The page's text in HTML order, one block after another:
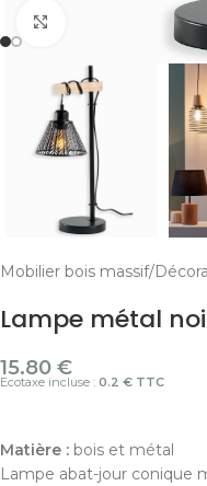
Cliquer pour
Mobilier bois massif
Lampe métal
15.80 €
Ecotaxe incluse : 0.2 € TTC
Matière : bois et métal
Lampe abat-jour conique